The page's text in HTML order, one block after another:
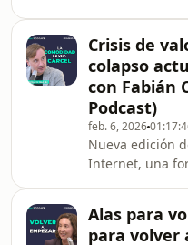
y d
mejor,
Inscríbete
https://bit.ly/
más puro que
es algo que
por miedo,
nuestro
Sergio
Mirenlu, prof
Crisis de
colapso
con Fabián
Podcast)
feb. 6, 2026
Nueva edición
Internet, una
mejores
negocio que
Alas para
para volver